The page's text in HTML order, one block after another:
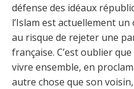
défense des idéaux
l’Islam est actuellement
au risque de rejeter une
française. C’est oublier
vivre ensemble, en
autre chose que son